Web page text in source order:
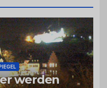
werden